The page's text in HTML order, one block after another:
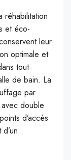
réhabilitation
et éco-
leur
optimale et
tout
de bain. La
par
double
d’accès